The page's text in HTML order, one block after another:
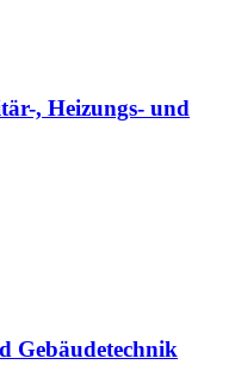
, Heizungs- und
Gebäudetechnik